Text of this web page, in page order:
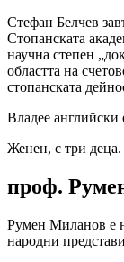
Стефан Белчев
Стопанската
научна степен
областта на
стопанската
Владее английски
Женен, с три деца.
проф.
Румен Миланов е
народни